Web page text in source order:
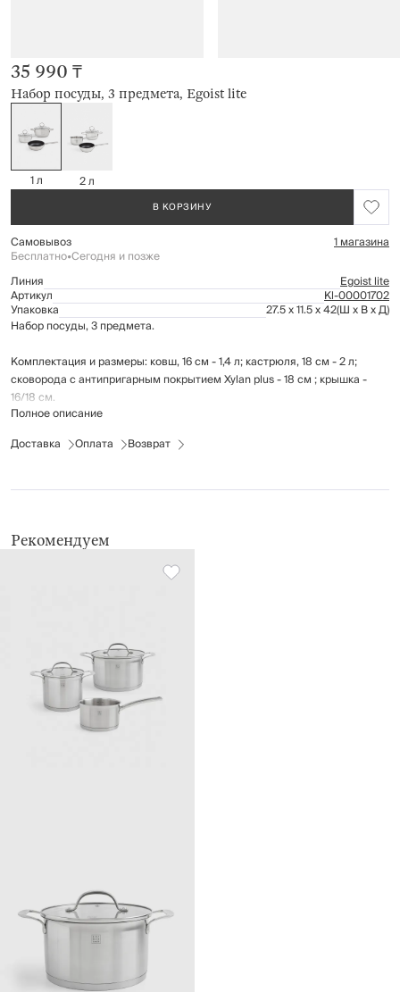
Набор посуды, 3 предмета, Egoist lite
35 990 ₸
1 л 2 л
В КОРЗИНУ
Самовывоз 1 магазина
Бесплатно•Сегодня и позже
Линия
Egoist lite
Артикул Kl-00001702
Упаковка 27.5 x 11.5 x 42(Ш x В x Д)
Набор посуды, 3 предмета.
Комплектация и размеры: ковш, 16 см - 1,4 л; кастрюля, 18 см - 2 л;
сковорода с антипригарным покрытием Xylan plus - 18 см ; крышка -
16/18 см.
Материал: нержавеющая сталь 201, 430 (нижний слой дна),
Толщина дна посуды: 2,7 мм.
Двухслойное антипригарное покрытие Xylan plus безопасно для
позволяет готовить с минимальным количеством масла и
средств. Не использовать для ухода абразивные чистящие средства и
жесткие губки.
Можно мыть в посудомоечной машине.
Полное описание
Доставка
Оплата Возврат
Рекомендуем